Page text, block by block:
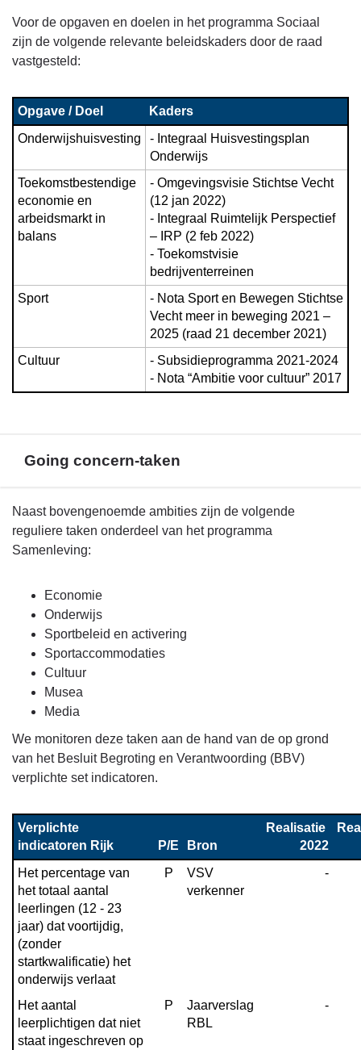
Terug
naar
navigatie
Beleid
programma
Relevante
beleidskaders
Voor de opgaven en doelen in het programma Sociaal
zijn de volgende relevante beleidskaders door de raad
vastgesteld:
Opgave / Doel
Kaders
Onderwijshuisvesting
- Integraal Huisvestingsplan
Onderwijs
Toekomstbestendige
economie en
arbeidsmarkt in
balans
- Omgevingsvisie Stichtse Vecht
(12 jan 2022)
- Integraal Ruimtelijk Perspectief
– IRP (2 feb 2022)
- Toekomstvisie
bedrijventerreinen
Sport
- Nota Sport en Bewegen Stichtse
Vecht meer in beweging 2021 –
2025 (raad 21 december 2021)
Cultuur
- Subsidieprogramma 2021-2024
- Nota “Ambitie voor cultuur” 2017
Going concern-taken
Terug
naar
navigatie
programma
concern-
Naast bovengenoemde ambities zijn de volgende
reguliere taken onderdeel van het programma
Samenleving:
Economie
Onderwijs
Sportbeleid en activering
Sportaccommodaties
Cultuur
Musea
Media
We monitoren deze taken aan de hand van de op grond
van het Besluit Begroting en Verantwoording (BBV)
verplichte set indicatoren.
Verplichte
indicatoren Rijk
P/E Bron
Realisatie
2022
Het percentage van
het totaal aantal
leerlingen (12 - 23
jaar) dat voortijdig,
(zonder
startkwalificatie) het
onderwijs verlaat
P
VSV
verkenner
-
Het aantal
leerplichtigen dat niet
staat ingeschreven op
P
Jaarverslag
RBL
-